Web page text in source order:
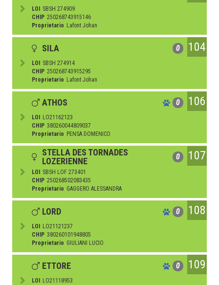
LOI
SBSH 274909
CHIP 250268743915146
Proprietario Lafont Johan
SILA 0 104
LOI
SBSH 274914
CHIP 250268743915295
Proprietario Lafont Johan
ATHOS 0 106
LOI
LO21162123
CHIP 380260044809037
Proprietario PENSA DOMENICO
STELLA DES TORNADES
LOZERIENNE
0 107
LOI
SBSH LOF 273401
CHIP 250268502083435
Proprietario GAGGERO ALESSANDRA
LORD 0 108
LOI
LO21121237
CHIP 380260101948805
Proprietario GIULIANI LUCIO
ETTORE 0 109
LOI
LO21118953